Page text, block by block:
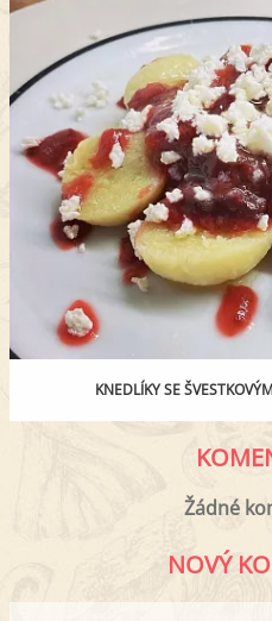
KNEDLÍKY SE
Žádné
NOVÝ